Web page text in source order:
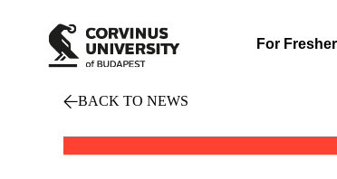
For
BACK TO NEWS